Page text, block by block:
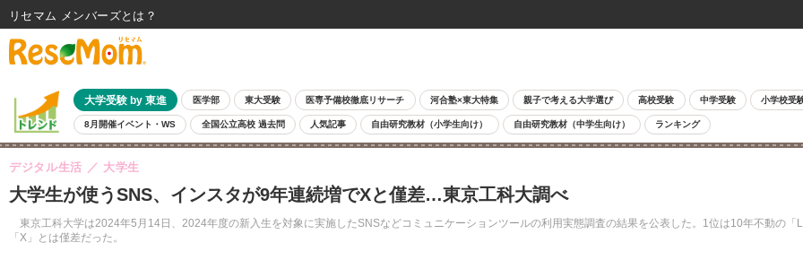
大学受験 by 東進 医学部 東大受験 医専予備校徹底リサーチ 河合塾×東大特集 親子で考える大学選び 高校受験 中学受験 小学校受
8月開催イベント・WS 全国公立高校 過去問 人気記事 自由研究教材（小学生向け） 自由研究教材（中学生向け） ランキング
大学生が使うSNS、インスタが9年連続増でXと僅差…東京工科大調べ
東京工科大学は2024年5月14日、2024年度の新入生を対象に実施したSNSなどコミュニケーションツールの利用実態調査の結果を公表した。1位は10年不動の
「X」とは僅差だった。
デジタル生活 大学生
リセマム メンバーズ